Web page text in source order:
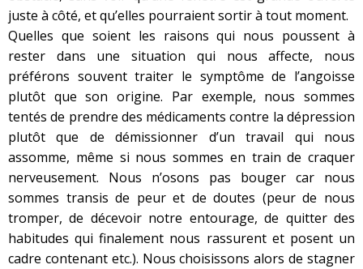
juste à côté, et qu’elles pourraient sortir à tout moment.
Quelles que soient les raisons qui nous poussent à
rester dans une situation qui nous affecte, nous
préférons souvent traiter le symptôme de l’angoisse
plutôt que son origine. Par exemple, nous sommes
tentés de prendre des médicaments contre la dépression
plutôt que de démissionner d’un travail qui nous
assomme, même si nous sommes en train de craquer
nerveusement. Nous n’osons pas bouger car nous
sommes transis de peur et de doutes (peur de nous
tromper, de décevoir notre entourage, de quitter des
habitudes qui finalement nous rassurent et posent un
cadre contenant etc.). Nous choisissons alors de stagner